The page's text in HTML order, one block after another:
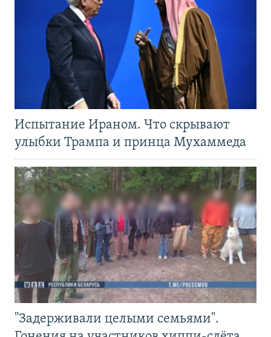
Испытание Ираном. Что скрывают
улыбки Трампа и принца Мухаммеда
"Задерживали целыми семьями".